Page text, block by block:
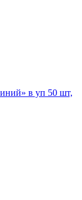
в уп 50 шт,